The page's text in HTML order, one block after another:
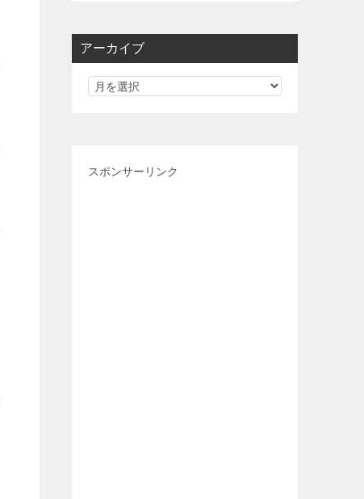
リ
アーカイブ
スポンサーリンク